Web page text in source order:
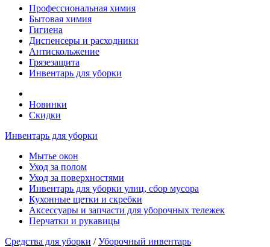
Профессиональная химия
Бытовая химия
Гигиена
Диспенсеры и расходники
Антискольжение
Грязезащита
Инвентарь для уборки
Новинки
Скидки
Инвентарь для уборки
Мытье окон
Уход за полом
Уход за поверхностями
Инвентарь для уборки улиц, сбор мусора
Кухонные щетки и скребки
Аксессуары и запчасти для уборочных тележек
Перчатки и рукавицы
Средства для уборки /Уборочный инвентарь